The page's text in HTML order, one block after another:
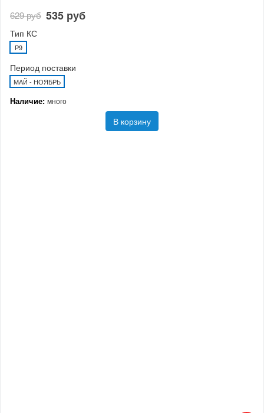
629 руб 535 руб
Тип КС
P9
Период поставки
МАЙ - НОЯБРЬ
Наличие: много
В корзину